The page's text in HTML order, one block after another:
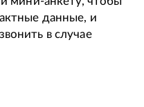
данные, и
в случае